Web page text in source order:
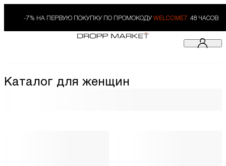
-7% НА ПЕРВУЮ ПОКУПКУ ПО ПРОМОКОДУ WELCOME7. 48 ЧАСОВ
Каталог для женщин